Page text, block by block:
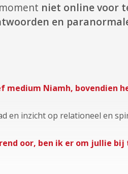
niet online voor
en
medium Niamh, bovendien
en inzicht op relationeel en
oor, ben ik er om jullie